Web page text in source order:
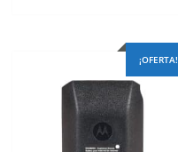
¡OFERTA!